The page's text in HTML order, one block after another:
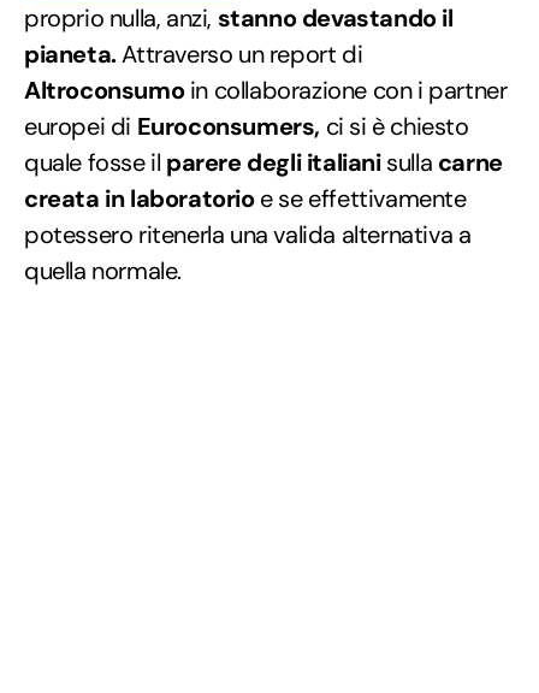
proprio nulla, anzi, stanno devastando il
pianeta.Attraverso un report di
Altroconsumoin collaborazione con i partner
europei di Euroconsumers, ci si è chiesto
quale fosse il parere degli italianisulla carne
creata in laboratorioe se effettivamente
potessero ritenerla una valida alternativa a
quella normale.